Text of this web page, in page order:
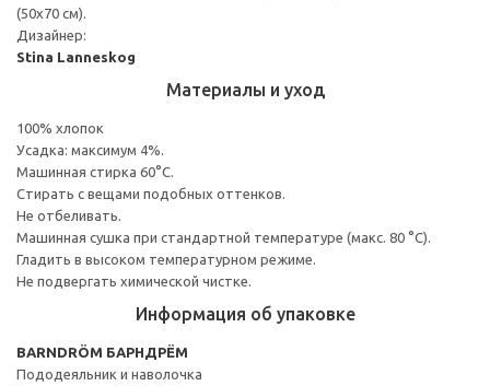
(50x70 см).
Дизайнер:
Stina Lanneskog
Материалы и уход
100% хлопок
Усадка: максимум 4%.
Машинная стирка 60°С.
Cтирать с вещами подобных оттенков.
Не отбеливать.
Машинная сушка при стандартной температуре (макс. 80 °C).
Гладить в высоком температурном режиме.
Не подвергать химической чистке.
Информация об упаковке
BARNDRÖM БАРНДРЁМ
Пододеяльник и наволочка